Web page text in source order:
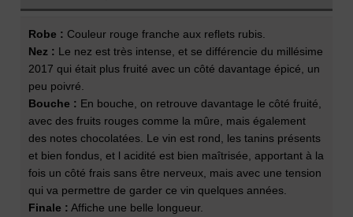
Robe : Couleur rouge franche aux reflets rubis.
Nez : Le nez est très intense, et se différencie du millésime
2017 qui était plus fruité avec un côté davantage épicé, un
peu poivré.
Bouche : En bouche, on retrouve davantage le côté fruité,
avec des fruits rouges comme la mûre, mais également
des notes chocolatées. Le vin est rond, les tanins présents
et bien fondus, et l acidité est bien maîtrisée, apportant à la
fois un côté frais sans être nerveux, mais avec une tension
qui va permettre de garder ce vin quelques années.
Finale : Affiche une belle longueur.